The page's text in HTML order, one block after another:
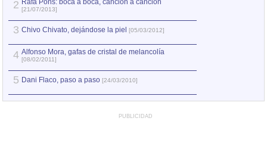
2 Rafa Pons: boca a boca, canción a canción
[21/07/2013]
3 Chivo Chivato, dejándose la piel [05/03/2012]
4 Alfonso Mora, gafas de cristal de melancolía
[08/02/2011]
5 Dani Flaco, paso a paso [24/03/2010]
PUBLICIDAD